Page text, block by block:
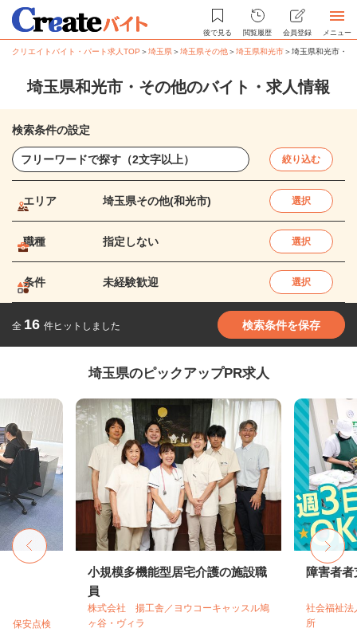
後で見る 閲覧履歴 会員登録 メニュー
クリエイトバイト・パート求人TOP ＞埼玉県＞埼玉県その他＞埼玉県和光市＞埼玉県和光市・
埼玉県和光市・その他のバイト・求人情報
検索条件の設定
絞り込む
エリア 埼玉県その他(和光市) 選択
職種 指定しない 選択
条件 未経験歓迎 選択
全 16 件ヒットしました 検索条件を保存
埼玉県のピックアップPR求人
保安点検
小規模多機能型居宅介護の施設職
員
株式会社 揚工舎／ヨウコーキャッスル鳩
ヶ谷・ヴィラ
障害者
社会福祉
所